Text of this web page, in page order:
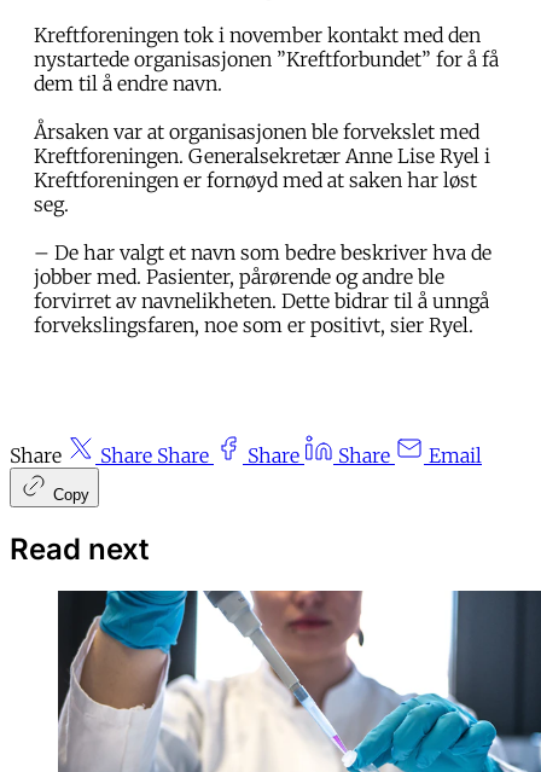
Kreftforeningen tok i november kontakt med den
nystartede organisasjonen ”Kreftforbundet” for å få
dem til å endre navn.
Årsaken var at organisasjonen ble forvekslet med
Kreftforeningen. Generalsekretær Anne Lise Ryel i
Kreftforeningen er fornøyd med at saken har løst
seg.
– De har valgt et navn som bedre beskriver hva de
jobber med. Pasienter, pårørende og andre ble
forvirret av navnelikheten. Dette bidrar til å unngå
forvekslingsfaren, noe som er positivt, sier Ryel.
Share Share Share Share Share Email
Copy
Read next